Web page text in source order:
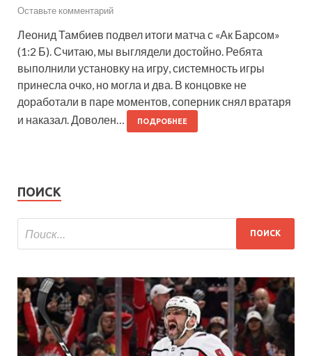
Оставьте комментарий
Леонид Тамбиев подвел итоги матча с «Ак Барсом»
(1:2 Б). Считаю, мы выглядели достойно. Ребята
выполнили установку на игру, системность игры
принесла очко, но могла и два. В концовке не
доработали в паре моментов, соперник снял вратаря
и наказал. Доволен…
ПОДРОБНЕЕ
ПОИСК